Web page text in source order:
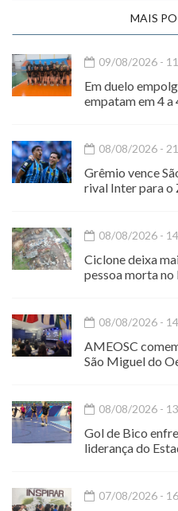
MAIS
09/08/2026 -
Em duelo
empatam em 4 a
08/08/2026 -
Grêmio vence
rival Inter para o
08/08/2026 -
Ciclone deixa
pessoa morta no
08/08/2026 -
AMEOSC
São Miguel do
08/08/2026 -
Gol de Bico
liderança do
07/08/2026 -